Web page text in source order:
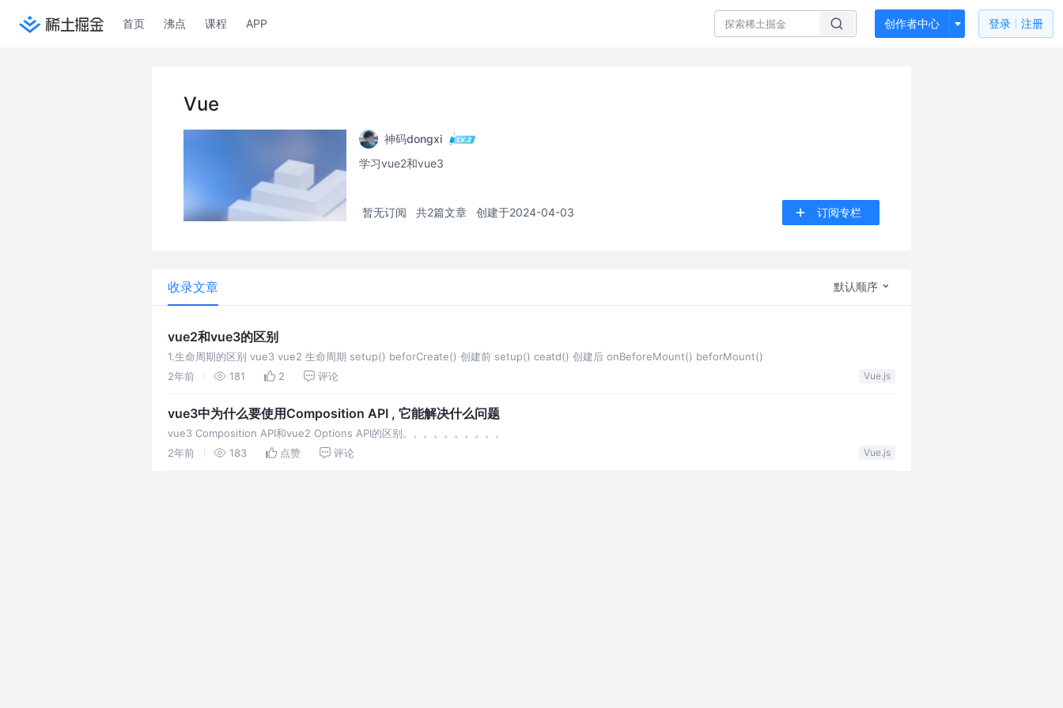
首页 沸点 课程 APP 创作者中心 登录 注册
Vue
神码dongxi
学习vue2和vue3
暂无订阅 共2篇文章 创建于2024-04-03 订阅专栏
收录文章 默认顺序
vue2和vue3的区别
1.生命周期的区别 vue3 vue2 生命周期 setup() beforCreate() 创建前 setup() ceatd() 创建后 onBeforeMount() beforMount()
2年前
181 2 评论 Vue.js
vue3中为什么要使用Composition API , 它能解决什么问题
vue3 Composition API和vue2 Options API的区别。。。。。。。。。。
2年前
183 点赞 评论 Vue.js